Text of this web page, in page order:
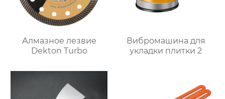
Алмазное лезвие
Dekton Turbo
Вибромашина для
укладки плитки 2